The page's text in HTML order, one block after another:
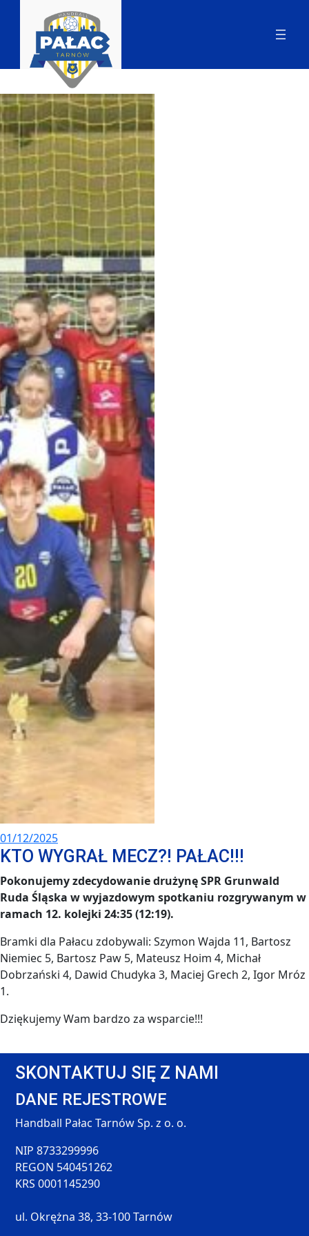
01/12/2025
KTO WYGRAŁ MECZ?! PAŁAC!!!
Pokonujemy zdecydowanie drużynę SPR Grunwald
Ruda Śląska w wyjazdowym spotkaniu rozgrywanym w
ramach 12. kolejki 24:35 (12:19).
Bramki dla Pałacu zdobywali: Szymon Wajda 11, Bartosz
Niemiec 5, Bartosz Paw 5, Mateusz Hoim 4, Michał
Dobrzański 4, Dawid Chudyka 3, Maciej Grech 2, Igor Mróz
1.
Dziękujemy Wam bardzo za wsparcie!!!
SKONTAKTUJ SIĘ Z NAMI
DANE REJESTROWE
Handball Pałac Tarnów Sp. z o. o.
NIP 8733299996
REGON 540451262
KRS 0001145290
ul. Okrężna 38, 33-100 Tarnów